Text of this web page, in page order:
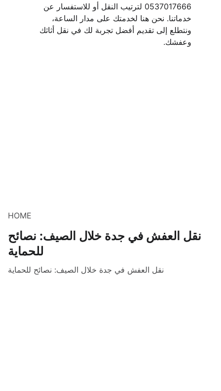
0537017666 لترتيب النقل أو للاستفسار عن
خدماتنا. نحن هنا لخدمتك على مدار الساعة،
ونتطلع إلى تقديم أفضل تجربة لك في نقل أثاثك
وعفشك.
HOME
نقل العفش في جدة خلال الصيف: نصائح
للحماية
نقل العفش في جدة خلال الصيف: نصائح للحماية